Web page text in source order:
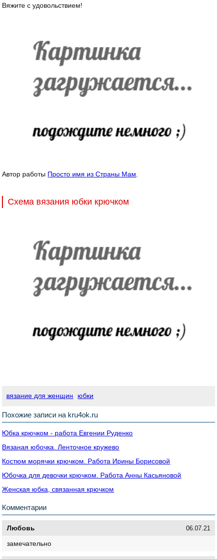
Вяжите с удовольствием!
Автор работы Просто имя из Страны Мам.
Схема вязания юбки крючком
вязание для женщин юбки
Похожие записи на kru4ok.ru
Юбка крючком - работа Евгении Руденко
Вязаная юбочка. Ленточное кружево
Костюм морячки крючком. Работа Ирины Борисовой
Юбочка для девочки крючком. Работа Анны Касьяновой
Женская юбка, связанная крючком
Комментарии
Любовь 06.07.21
замечательно